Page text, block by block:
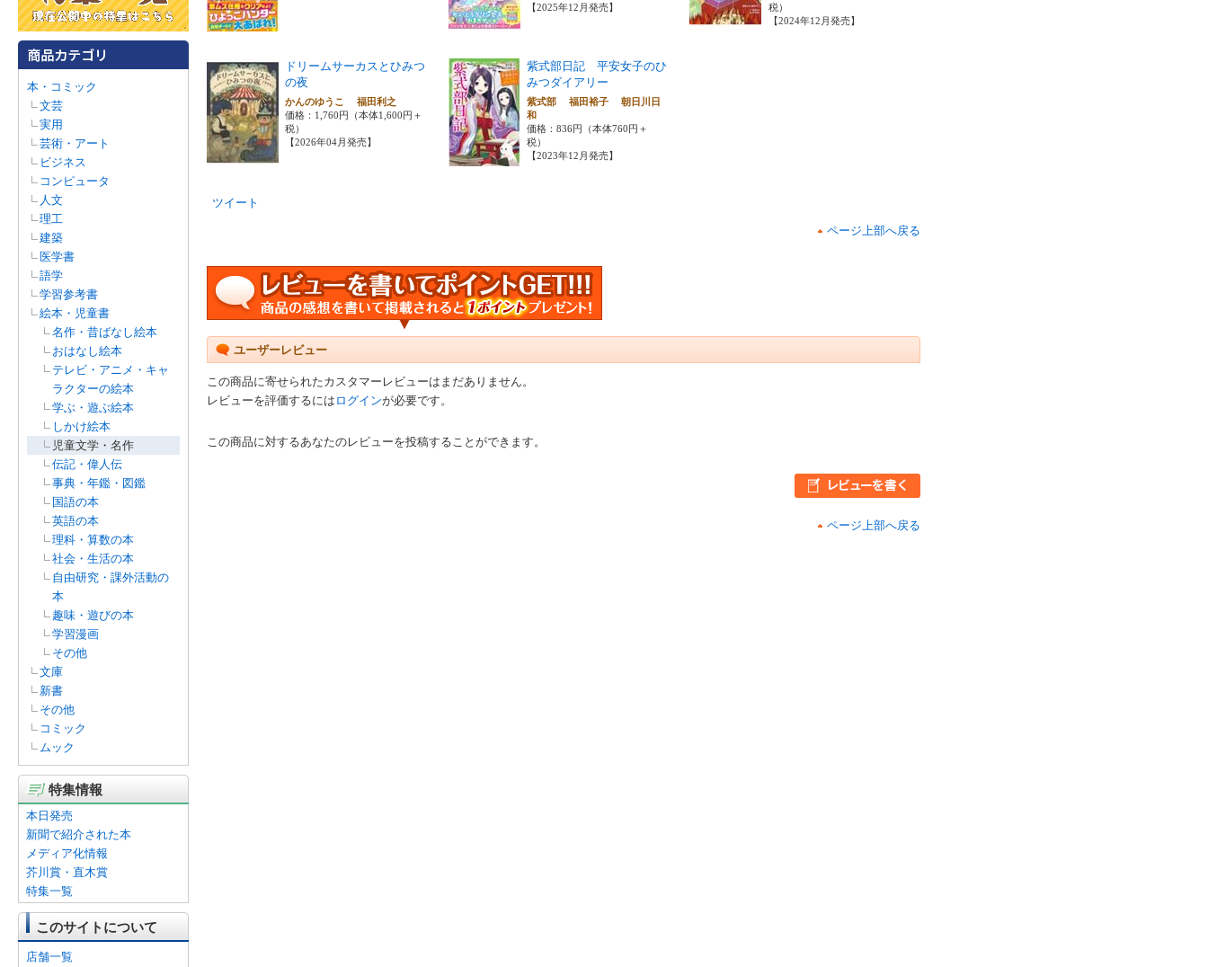
本・コミック
文芸
実用
芸術・アート
ビジネス
コンピュータ
人文
理工
建築
医学書
語学
学習参考書
絵本・児童書
名作・昔ばなし絵本
おはなし絵本
テレビ・アニメ・キャ
ラクターの絵本
学ぶ・遊ぶ絵本
しかけ絵本
児童文学・名作
伝記・偉人伝
事典・年鑑・図鑑
国語の本
英語の本
理科・算数の本
社会・生活の本
自由研究・課外活動の
本
趣味・遊びの本
学習漫画
その他
文庫
新書
その他
コミック
ムック
特集情報
本日発売
新聞で紹介された本
メディア化情報
芥川賞・直木賞
特集一覧
このサイトについて
店舗一覧
【2025年12月発売】
税）
【2024年12月発売】
ドリームサーカスとひみつ
の夜
かんのゆうこ 福田利之
価格：1,760円（本体1,600円＋
税）
【2026年04月発売】
紫式部日記 平安女子のひ
みつダイアリー
紫式部 福田裕子 朝日川日
和
価格：836円（本体760円＋
税）
【2023年12月発売】
ツイート
ページ上部へ戻る
ユーザーレビュー
この商品に寄せられたカスタマーレビューはまだありません。
レビューを評価するには ログインが必要です。
この商品に対するあなたのレビューを投稿することができます。
ページ上部へ戻る